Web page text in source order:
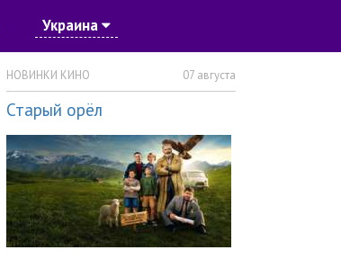
Украина
НОВИНКИ КИНО 07 августа
Старый орёл